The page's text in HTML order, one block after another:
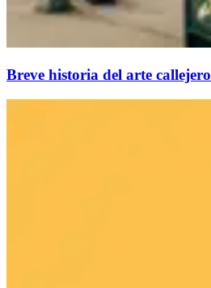
Breve historia del arte callejero